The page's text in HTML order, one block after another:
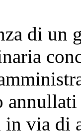
di un
in via di